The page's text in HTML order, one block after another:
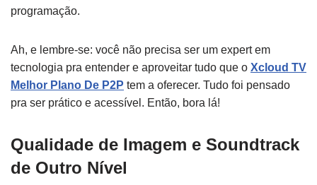
programação.
Ah, e lembre-se: você não precisa ser um expert em
tecnologia pra entender e aproveitar tudo que o Xcloud TV
Melhor Plano De P2P tem a oferecer. Tudo foi pensado
pra ser prático e acessível. Então, bora lá!
Qualidade de Imagem e Soundtrack
de Outro Nível